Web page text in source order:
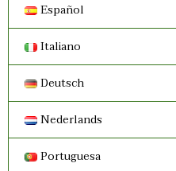
Español
Italiano
Deutsch
Nederlands
Portuguesa